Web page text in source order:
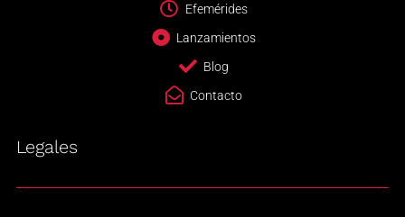
Efemérides
Lanzamientos
Blog
Contacto
Legales